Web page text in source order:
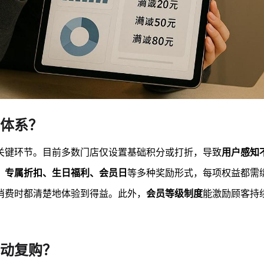
系？
环节。目前多数门店仅设置基础积分或打折，导致用户感知
专属折扣、生日福利、会员日等多种奖励形式，每项权益都需
时都清楚地体验到得益。此外， 会员等级制度能激励顾客持
复购？